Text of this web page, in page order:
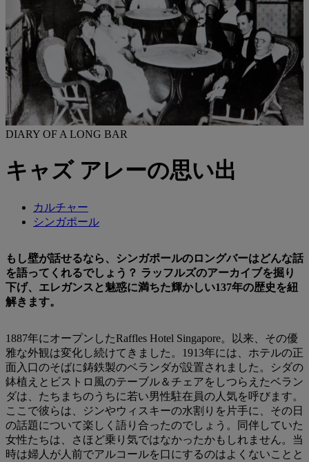
DIARY OF A LONG BAR
キャズ アレーの思い出
カルチャー
シンガポール
もし壁が話せるなら、シンガポールのロングバーはどんな話
を語ってくれるでしょう？ ラッフルズのアーカイブを掘り
下げ、エレガンスと魅惑に満ちた輝かしい137年の歴史を紐
解きます。
1887年にオープンしたRaffles Hotel Singapore。以来、その優
雅な外観は変化し続けてきました。1913年には、ホテルの正
面入口のそばに鋳鉄製のベランダが設置されました。シダの
鉢植えとビストロ風のテーブル＆チェアをしつらえたベラン
ダは、たちまちのうちに若い男性駐在員の人気を呼びます。
ここで彼らは、ジンやウィスキーの水割りを片手に、その日
の話題について楽しく語り合ったのでしょう。同伴していた
女性たちは、さほど乗り気ではなかったかもしれません。当
時は婦人が人前でアルコールを口にするのはよくないことと